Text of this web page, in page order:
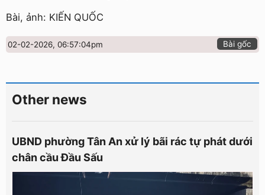
Bài, ảnh: KIẾN QUỐC
02-02-2026, 06:57:04pm Bài gốc
Other news
UBND phường Tân An xử lý bãi rác tự phát dưới
chân cầu Đầu Sấu